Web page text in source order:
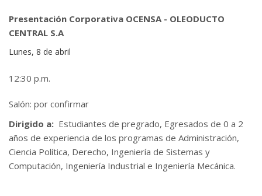
Presentación Corporativa OCENSA - OLEODUCTO
CENTRAL S.A
Lunes, 8 de abril
12:30 p.m.
Salón: por confirmar
Dirigido a: Estudiantes de pregrado, Egresados de 0 a 2
años de experiencia de los programas de Administración,
Ciencia Política, Derecho, Ingeniería de Sistemas y
Computación, Ingeniería Industrial e Ingeniería Mecánica.